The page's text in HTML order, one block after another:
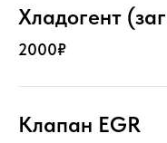
Хладогент
2000₽
Клапан EGR